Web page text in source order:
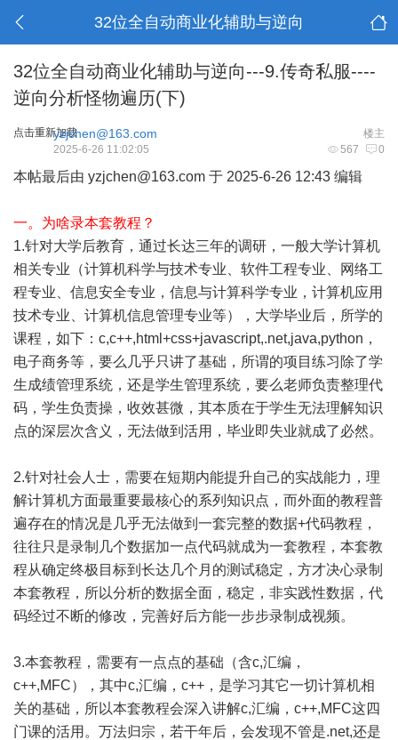
32位全自动商业化辅助与逆向
32位全自动商业化辅助与逆向---9.传奇私服----
逆向分析怪物遍历(下)
点击重新加载 楼主
yzjchen@163.com
567 0
2025-6-26 11:02:05
本帖最后由 yzjchen@163.com 于 2025-6-26 12:43 编辑
一。为啥录本套教程？
1.针对大学后教育，通过长达三年的调研，一般大学计算机
相关专业（计算机科学与技术专业、软件工程专业、网络工
程专业、信息安全专业，信息与计算科学专业，计算机应用
技术专业、计算机信息管理专业等），大学毕业后，所学的
课程，如下：c,c++,html+css+javascript,.net,java,python，
电子商务等，要么几乎只讲了基础，所谓的项目练习除了学
生成绩管理系统，还是学生管理系统，要么老师负责整理代
码，学生负责操，收效甚微，其本质在于学生无法理解知识
点的深层次含义，无法做到活用，毕业即失业就成了必然。
2.针对社会人士，需要在短期内能提升自己的实战能力，理
解计算机方面最重要最核心的系列知识点，而外面的教程普
遍存在的情况是几乎无法做到一套完整的数据+代码教程，
往往只是录制几个数据加一点代码就成为一套教程，本套教
程从确定终极目标到长达几个月的测试稳定，方才决心录制
本套教程，所以分析的数据全面，稳定，非实践性数据，代
码经过不断的修改，完善好后方能一步步录制成视频。
3.本套教程，需要有一点点的基础（含c,汇编，
c++,MFC），其中c,汇编，c++，是学习其它一切计算机相
关的基础，所以本套教程会深入讲解c,汇编，c++,MFC这四
门课的活用。万法归宗，若干年后，会发现不管是.net,还是